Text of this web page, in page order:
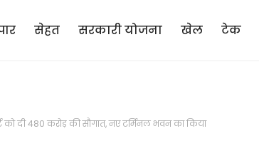
सेहत सरकारी योजना खेल टेक
को दी 480 करोड़ की सौगात, नए टर्मिनल भवन का किया